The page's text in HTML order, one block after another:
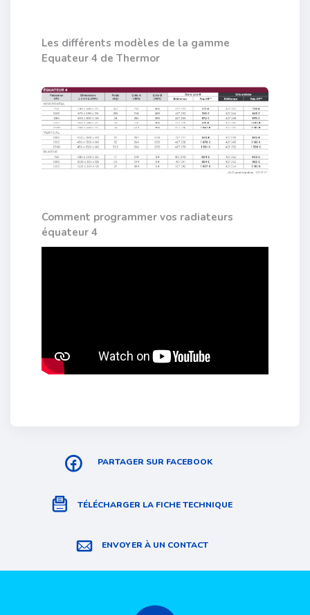
Les différents modèles de la gamme
Equateur 4 de Thermor
Comment programmer vos radiateurs
équateur 4
PARTAGER SUR FACEBOOK
TÉLÉCHARGER LA FICHE TECHNIQUE
ENVOYER À UN CONTACT